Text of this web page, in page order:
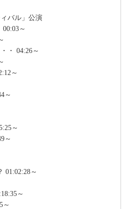
バル」公演
00:03～
・ 04:26～
～
～
～
～
01:02:28～
～
～